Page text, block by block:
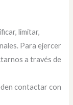
limitar,
Para ejercer
a través de
contactar con